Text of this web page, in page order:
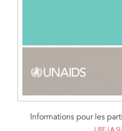
Informations pour les